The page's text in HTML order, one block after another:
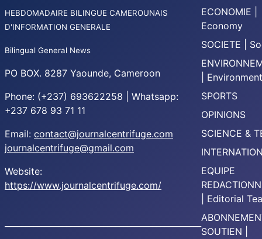
HEBDOMADAIRE BILINGUE CAMEROUNAIS
D'INFORMATION GENERALE
Bilingual General News
PO BOX. 8287 Yaounde, Cameroon
Phone: (+237) 693622258 | Whatsapp:
+237 678 93 71 11
Email: contact@journalcentrifuge.com
journalcentrifuge@gmail.com
Website:
https://www.journalcentrifuge.com/
ECONOMIE |
Economy
SOCIETE |
| Environment
SPORTS
OPINIONS
SCIENCE &
EQUIPE
| Editorial
SOUTIEN |